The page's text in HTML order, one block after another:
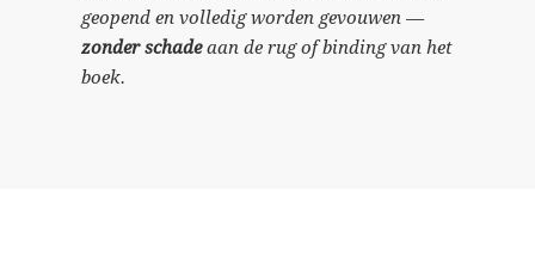
geopend en volledig worden gevouwen —
zonder schadeaan de rug of binding van het
boek.